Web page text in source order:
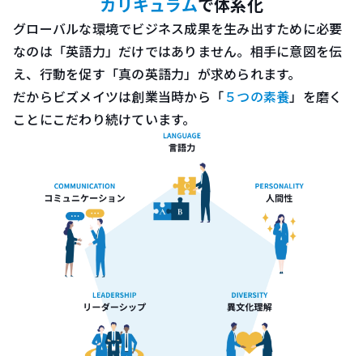
グローバルな環境でビジネス成果を生み出すために必要
なのは「英語力」だけではありません。 相手に意図を伝
え、行動を促す「真の英語力」が求められます。
だからビズメイツは創業当時から「５つの素養」を磨く
ことにこだわり続けています。